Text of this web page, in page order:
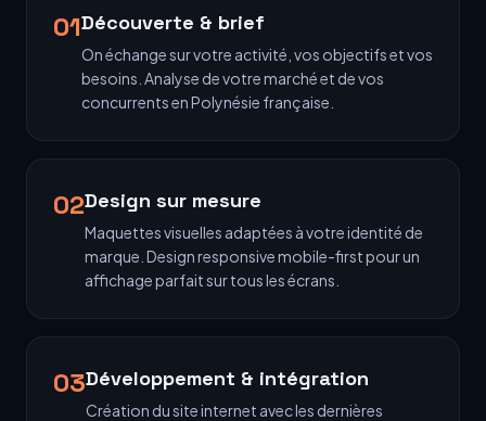
01Découverte & brief
On échange sur votre activité, vos objectifs et vos
besoins. Analyse de votre marché et de vos
concurrents en Polynésie française.
02Design sur mesure
Maquettes visuelles adaptées à votre identité de
marque. Design responsive mobile-first pour un
affichage parfait sur tous les écrans.
03Développement & intégration
Création du site internet avec les dernières